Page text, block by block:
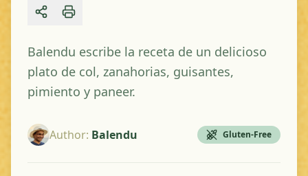
Share
Balendu escribe la receta de un delicioso
plato de col, zanahorias, guisantes,
pimiento y paneer.
Author: Balendu Gluten-Free